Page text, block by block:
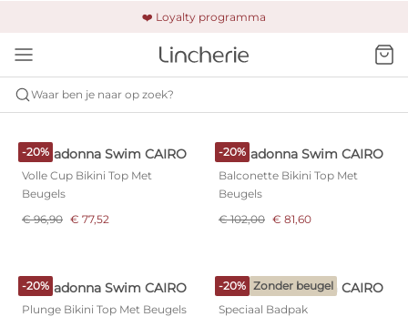
❤️ Loyalty programma
🚚 Gratis verzending & retour
🔒 Altijd veilig betalen
Waar ben je naar op zoek?PRIMADONNA SWIM
CAIRO
-20%
Primadonna Swim CAIRO
Volle Cup Bikini Top Met
Beugels
€ 96,90 € 77,52
-20%
Primadonna Swim CAIRO
Balconette Bikini Top Met
Beugels
€ 102,00 € 81,60
-20%
Primadonna Swim CAIRO
Plunge Bikini Top Met Beugels
-20% Zonder beugel
Primadonna Swim CAIRO
Speciaal Badpak